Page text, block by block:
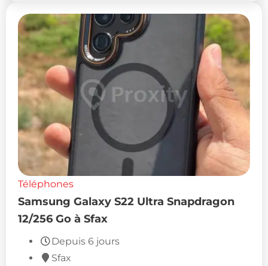
Téléphones
Samsung Galaxy S22 Ultra Snapdragon
12/256 Go à Sfax
Depuis 6 jours
Sfax